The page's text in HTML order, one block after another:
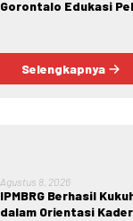
Gorontalo Edukasi
Selengkapnya
Agustus 8, 2026
IPMBRG Berhasil
dalam Orientasi